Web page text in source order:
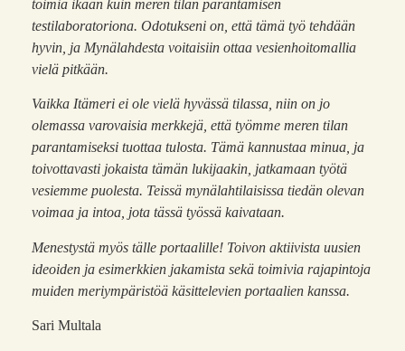
toimia ikään kuin meren tilan parantamisen
testilaboratoriona. Odotukseni on, että tämä työ tehdään
hyvin, ja Mynälahdesta voitaisiin ottaa vesienhoitomallia
vielä pitkään.
Vaikka Itämeri ei ole vielä hyvässä tilassa, niin on jo
olemassa varovaisia merkkejä, että työmme meren tilan
parantamiseksi tuottaa tulosta. Tämä kannustaa minua, ja
toivottavasti jokaista tämän lukijaakin, jatkamaan työtä
vesiemme puolesta. Teissä mynälahtilaisissa tiedän olevan
voimaa ja intoa, jota tässä työssä kaivataan.
Menestystä myös tälle portaalille! Toivon aktiivista uusien
ideoiden ja esimerkkien jakamista sekä toimivia rajapintoja
muiden meriympäristöä käsittelevien portaalien kanssa.
Sari Multala